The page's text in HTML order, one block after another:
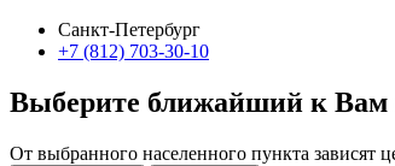
Санкт-Петербург
+7 (812) 703-30-10
Выберите ближайший к Вам
От выбранного населенного пункта зависят